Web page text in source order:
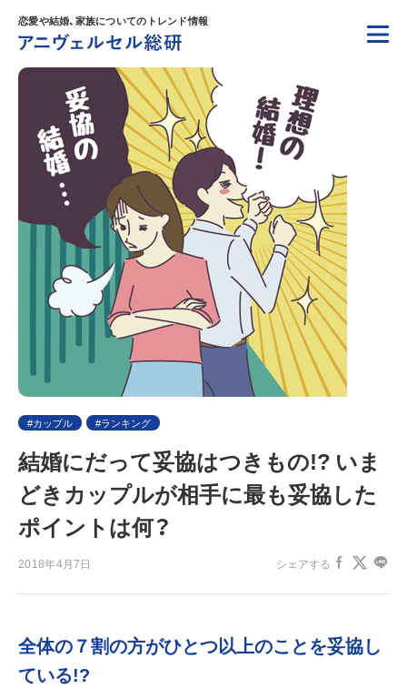
恋愛や結婚、家族についてのトレンド情報
カップル ランキング
結婚にだって妥協はつきもの!? いま
どきカップルが相手に最も妥協した
ポイントは何？
2018年4月7日 シェアする
全体の７割の方がひとつ以上のことを妥協し
ている!?